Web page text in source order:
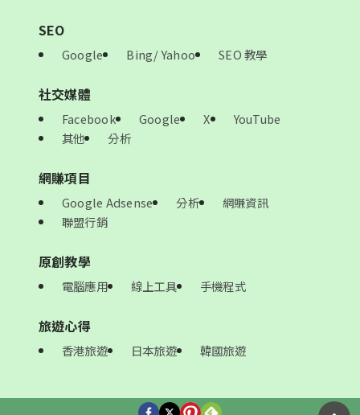
SEO
Google Bing/ Yahoo SEO 教學
社交媒體
Facebook Google X
YouTube
其他
分析
網賺項目
Google Adsense 分析
網賺資訊
聯盟行銷
原創教學
電腦應用 線上工具 手機程式
旅遊心得
香港旅遊 日本旅遊 韓國旅遊